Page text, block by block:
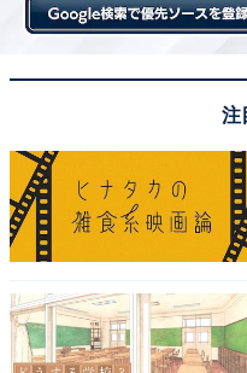
引き続き、「可愛くて、
た（20代男性）」「ラ
代女性）」などの声が見
ル」。「反則級に強いか
のゲッコウガが好きだか
チーフと圧倒的な強さで
をキープしている「ゲッ
「ケロマツ」の登場で、
注